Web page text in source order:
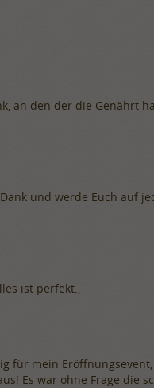
an den der die Genährt
und werde Euch auf
ist perfekt.,
für mein
Es war ohne Frage die